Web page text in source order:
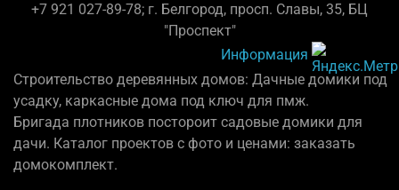
+7 921 027-89-78; г. Белгород, просп. Славы, 35, БЦ
"Проспект"
Информация
Строительство деревянных домов: Дачные домики под
усадку, каркасные дома под ключ для пмж.
Бригада плотников постороит садовые домики для
дачи. Каталог проектов с фото и ценами: заказать
домокомплект.